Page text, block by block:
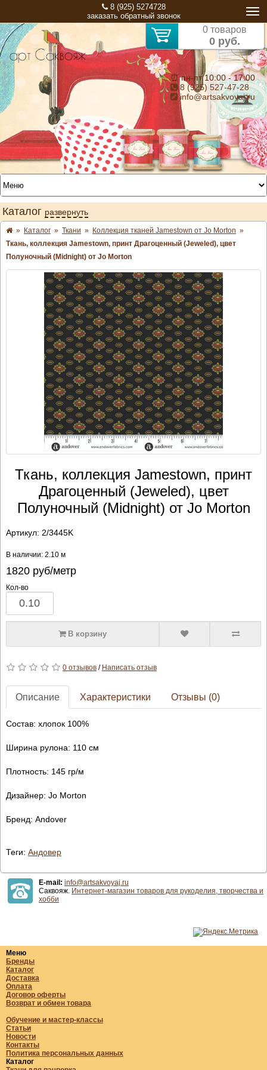
8 (925) 5274728
заказать обратный звонок
0 товаров
0 руб.
⏰ пн-пт 10:00 - 17:00
8 (925) 527-47-28
info@artsakvoyaj.ru
Каталог развернуть
» Каталог » Ткани » Коллекция тканей Jamestown от Jo Morton »
Ткань, коллекция Jamestown, принт Драгоценный (Jeweled), цвет
Полуночный (Midnight) от Jo Morton
Ткань, коллекция Jamestown, принт
Драгоценный (Jeweled), цвет
Полуночный (Midnight) от Jo Morton
Артикул: 2/3445K
В наличии: 2.10 м
1820руб/метр
Кол-во
В корзину
0 отзывов/ Написать отзыв
Описание Характеристики Отзывы (0)
Состав: хлопок 100%
Ширина рулона: 110 см
Плотность: 145 гр/м
Дизайнер: Jo Morton
Бренд: Andover
Теги: Андовер
E-mail: info@artsakvoyaj.ru
Саквояж. Интернет-магазин товаров для рукоделия, творчества и
хобби
Меню
Бренды
Каталог
Доставка
Оплата
Договор оферты
Возврат и обмен товара
Обучение и мастер-классы
Статьи
Новости
Контакты
Политика персональных данных
Каталог